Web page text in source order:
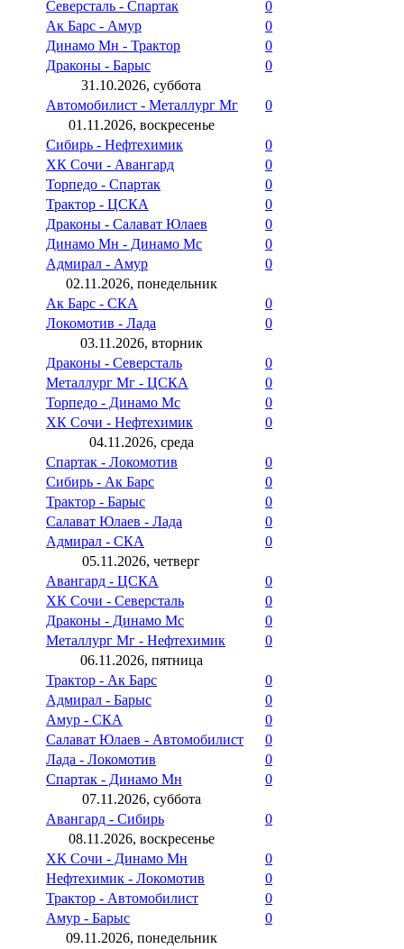
Северсталь - Спартак
0
Ак Барс - Амур
0
Динамо Мн - Трактор
0
Драконы - Барыс
0
31.10.2026, суббота
Автомобилист - Металлург Мг
0
01.11.2026, воскресенье
Сибирь - Нефтехимик
0
ХК Сочи - Авангард
0
Торпедо - Спартак
0
Трактор - ЦСКА
0
Драконы - Салават Юлаев
0
Динамо Мн - Динамо Мс
0
Адмирал - Амур
0
02.11.2026, понедельник
Ак Барс - СКА
0
Локомотив - Лада
0
03.11.2026, вторник
Драконы - Северсталь
0
Металлург Мг - ЦСКА
0
Торпедо - Динамо Мс
0
ХК Сочи - Нефтехимик
0
04.11.2026, среда
Спартак - Локомотив
0
Сибирь - Ак Барс
0
Трактор - Барыс
0
Салават Юлаев - Лада
0
Адмирал - СКА
0
05.11.2026, четверг
Авангард - ЦСКА
0
ХК Сочи - Северсталь
0
Драконы - Динамо Мс
0
Металлург Мг - Нефтехимик
0
06.11.2026, пятница
Трактор - Ак Барс
0
Адмирал - Барыс
0
Амур - СКА
0
Салават Юлаев - Автомобилист
0
Лада - Локомотив
0
Спартак - Динамо Мн
0
07.11.2026, суббота
Авангард - Сибирь
0
08.11.2026, воскресенье
ХК Сочи - Динамо Мн
0
Нефтехимик - Локомотив
0
Трактор - Автомобилист
0
Амур - Барыс
0
09.11.2026, понедельник